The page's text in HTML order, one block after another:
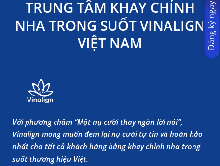
TRUNG TÂM KHAY CHỈNH
NHA TRONG SUỐT VINALIGN
VIỆT NAM
Với phương châm “Một nụ cười thay ngàn lời nói”,
Vinalign mong muốn đem lại nụ cười tự tin và hoàn hảo
nhất cho tất cả khách hàng bằng khay chỉnh nha trong
suốt thương hiệu Việt.
Đăng ký ngay